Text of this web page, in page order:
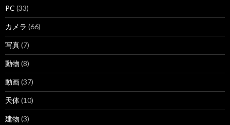
PC (33)
カメラ (66)
写真(7)
動物 (8)
動画(37)
天体(10)
建物 (3)